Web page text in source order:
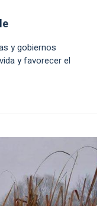
y gobiernos
y favorecer el